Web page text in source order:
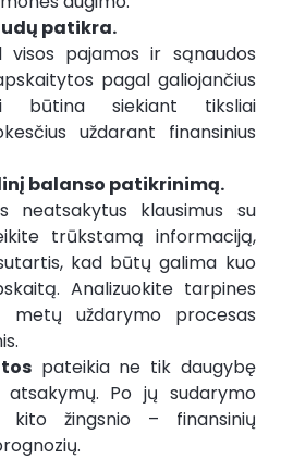
patikra.
visos pajamos ir sąnaudos
pagal galiojančius
būtina siekiant tiksliai
uždarant finansinius
balanso patikrinimą.
neatsakytus klausimus su
trūkstamą informaciją,
kad būtų galima kuo
Analizuokite tarpines
metų uždarymo procesas
pateikia ne tik daugybę
Po jų sudarymo
žingsnio – finansinių